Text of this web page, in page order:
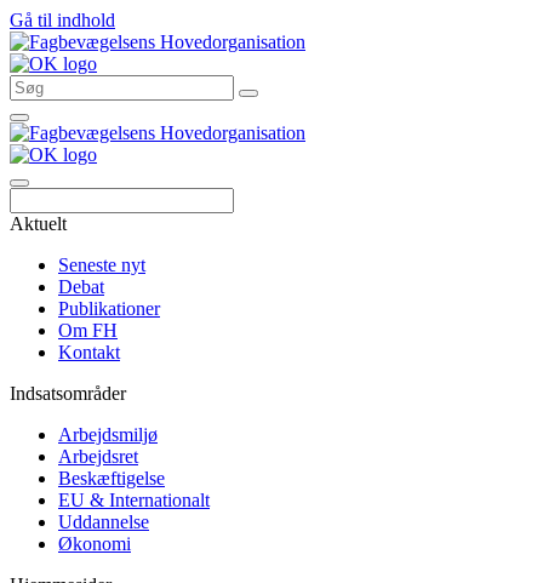
Gå til indhold
Aktuelt
Seneste nyt
Debat
Publikationer
Om FH
Kontakt
Indsatsområder
Arbejdsmiljø
Arbejdsret
Beskæftigelse
EU & Internationalt
Uddannelse
Økonomi